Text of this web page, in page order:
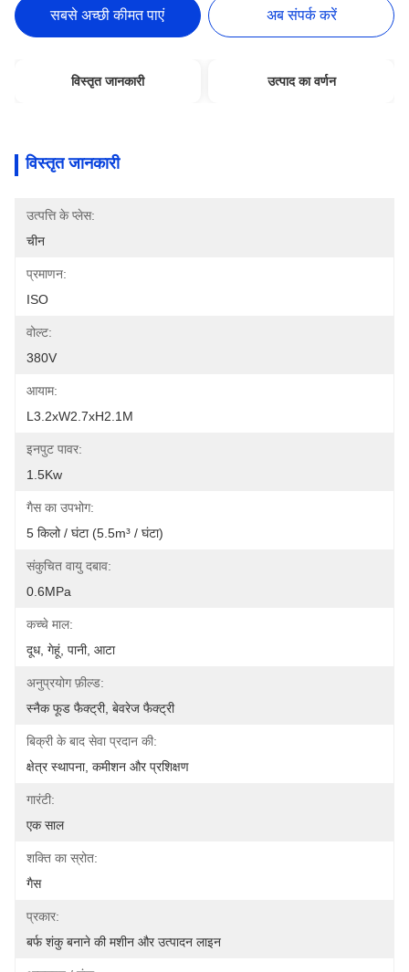
सबसे अच्छी कीमत पाएं अब संपर्क करें
विस्तृत जानकारी उत्पाद का वर्णन
विस्तृत जानकारी
उत्पत्ति के प्लेस:
चीन
प्रमाणन:
ISO
वोल्ट:
380V
आयाम:
L3.2xW2.7xH2.1M
इनपुट पावर:
1.5Kw
गैस का उपभोग:
5 किलो / घंटा (5.5m³ / घंटा)
संकुचित वायु दबाव:
0.6MPa
कच्चे माल:
दूध, गेहूं, पानी, आटा
अनुप्रयोग फ़ील्ड:
स्नैक फूड फैक्ट्री, बेवरेज फैक्ट्री
बिक्री के बाद सेवा प्रदान की:
क्षेत्र स्थापना, कमीशन और प्रशिक्षण
गारंटी:
एक साल
शक्ति का स्रोत:
गैस
प्रकार:
बर्फ शंकु बनाने की मशीन और उत्पादन लाइन